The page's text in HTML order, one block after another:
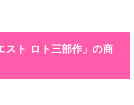
スト ロト三部作」の商